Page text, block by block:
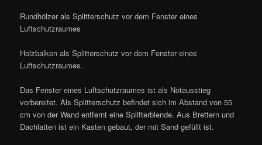
Rundhölzer als Splitterschutz vor dem Fenster eines
Luftschutzraumes
Holzbalken als Splitterschutz vor dem Fenster eines
Luftschutzraumes.
Das Fenster eines Luftschutzraumes ist als Notausstieg
vorbereitet. Als Splitterschutz befindet sich im Abstand von 55
cm von der Wand entfernt eine Splitterblende. Aus Brettern und
Dachlatten ist ein Kasten gebaut, der mit Sand gefüllt ist.